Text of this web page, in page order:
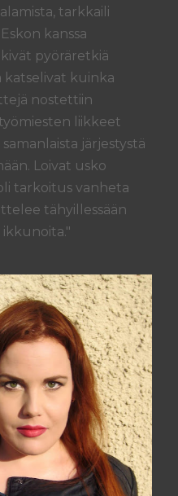
tarkkaili
kanssa
pyöräretkiä
katselivat kuinka
nostettiin
liikkeet
järjestystä
Loivat usko
tarkoitus vanheta
tähyillessään